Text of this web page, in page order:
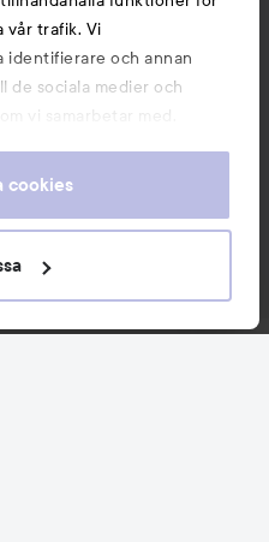
vår trafik. Vi
identifierare och annan
de sociala medier och
vi samarbetar med.
eller som de har
av vår webbplats.
ändra inställningarna för
cookies